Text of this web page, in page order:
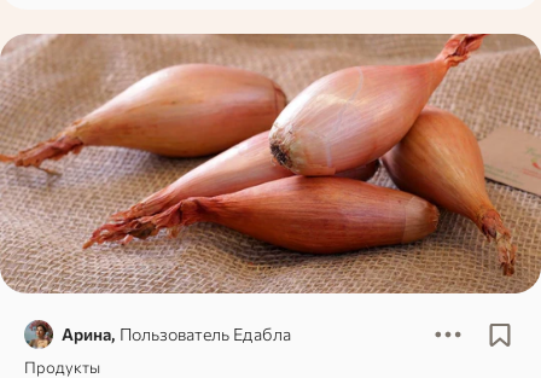
Арина, Пользователь Едабла
Продукты